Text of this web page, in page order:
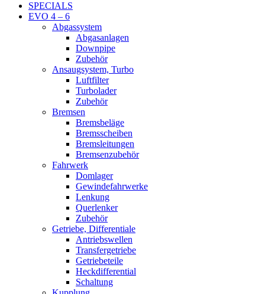
SPECIALS
EVO 4 – 6
Abgassystem
Abgasanlagen
Downpipe
Zubehör
Ansaugsystem, Turbo
Luftfilter
Turbolader
Zubehör
Bremsen
Bremsbeläge
Bremsscheiben
Bremsleitungen
Bremsenzubehör
Fahrwerk
Domlager
Gewindefahrwerke
Lenkung
Querlenker
Zubehör
Getriebe, Differentiale
Antriebswellen
Transfergetriebe
Getriebeteile
Heckdifferential
Schaltung